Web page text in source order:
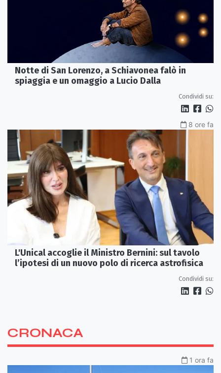
Notte di San Lorenzo, a Schiavonea falò in
spiaggia e un omaggio a Lucio Dalla
Condividi su:
8 ore fa
L'Unical accoglie il Ministro Bernini: sul tavolo
l’ipotesi di un nuovo polo di ricerca astrofisica
Condividi su:
CRONACA
1 ora fa